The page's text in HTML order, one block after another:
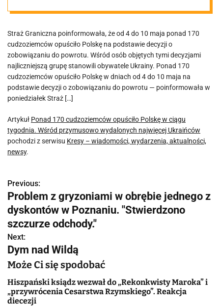
tygodnia.
Wśród
przymusowo
wydalonych
najwięcej
Ukraińców
Straż Graniczna poinformowała, że od 4 do 10 maja ponad 170
cudzoziemców opuściło Polskę na podstawie decyzji o
zobowiązaniu do powrotu. Wśród osób objętych tymi decyzjami
najliczniejszą grupę stanowili obywatele Ukrainy. Ponad 170
cudzoziemców opuściło Polskę w dniach od 4 do 10 maja na
podstawie decyzji o zobowiązaniu do powrotu — poinformowała w
poniedziałek Straż […]
Artykuł Ponad 170 cudzoziemców opuściło Polskę w ciągu
tygodnia. Wśród przymusowo wydalonych najwięcej Ukraińców
pochodzi z serwisu Kresy – wiadomości, wydarzenia, aktualności,
newsy.
N
a
w
i
g
a
c
Previous:
Problem z gryzoniami w obrębie jednego z
dyskontów w Poznaniu. "Stwierdzono
szczurze odchody."
Next:
Dym nad Wildą
Może Ci się spodobać
Hiszpański ksiądz wezwał do „Rekonkwisty Maroka” i
„przywrócenia Cesarstwa Rzymskiego”. Reakcja
diecezji